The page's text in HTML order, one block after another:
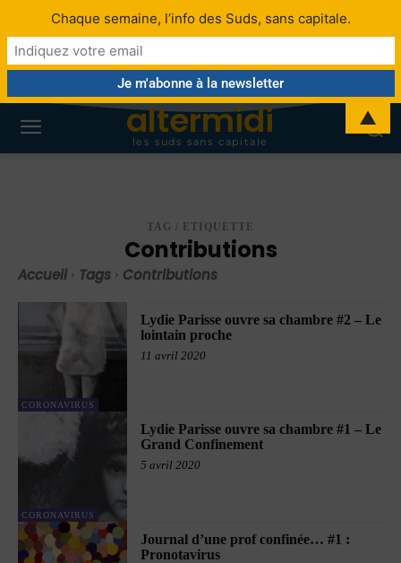
altermidi
les suds sans capitale
TAG / ETIQUETTE
Contributions
Accueil Tags Contributions
CORONAVIRUS
Lydie Parisse ouvre sa chambre #2 – Le
lointain proche
11 avril 2020
CORONAVIRUS
Lydie Parisse ouvre sa chambre #1 – Le
Grand Confinement
5 avril 2020
Journal d’une prof confinée… #1 :
Pronotavirus
Chaque semaine, l’info des Suds, sans capitale.
▲